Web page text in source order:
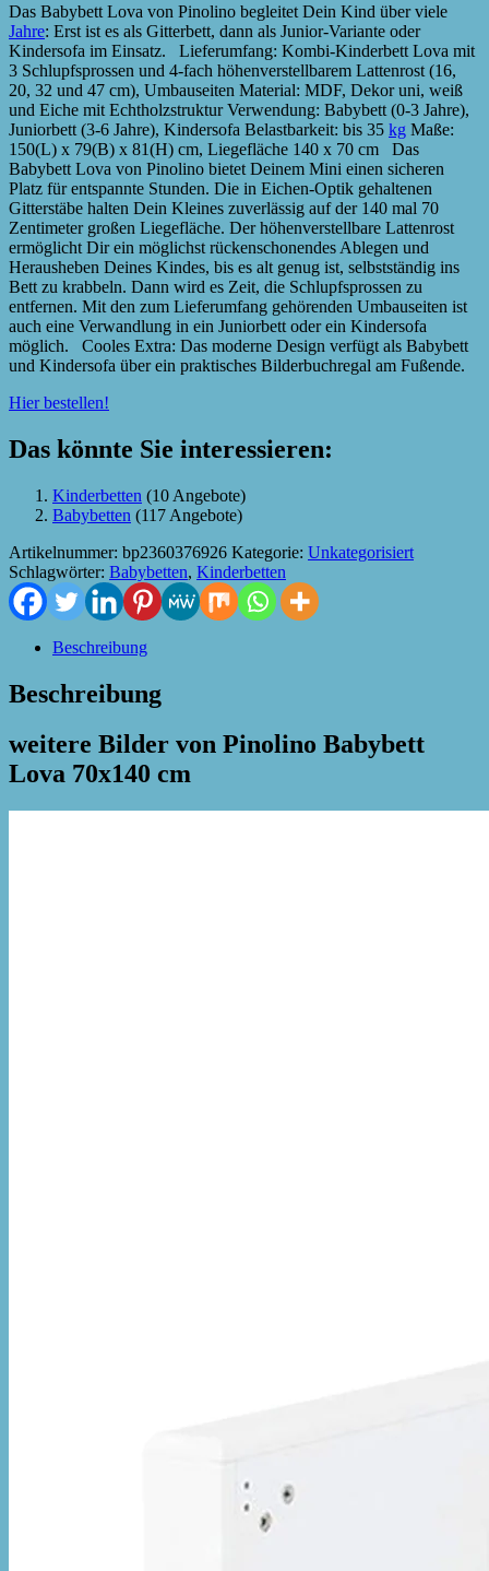
Das Babybett Lova von Pinolino begleitet Dein Kind über viele
Jahre: Erst ist es als Gitterbett, dann als Junior-Variante oder
Kindersofa im Einsatz. Lieferumfang: Kombi-Kinderbett Lova mit
3 Schlupfsprossen und 4-fach höhenverstellbarem Lattenrost (16,
20, 32 und 47 cm), Umbauseiten Material: MDF, Dekor uni, weiß
und Eiche mit Echtholzstruktur Verwendung: Babybett (0-3 Jahre),
Juniorbett (3-6 Jahre), Kindersofa Belastbarkeit: bis 35 kg Maße:
150(L) x 79(B) x 81(H) cm, Liegefläche 140 x 70 cm Das
Babybett Lova von Pinolino bietet Deinem Mini einen sicheren
Platz für entspannte Stunden. Die in Eichen-Optik gehaltenen
Gitterstäbe halten Dein Kleines zuverlässig auf der 140 mal 70
Zentimeter großen Liegefläche. Der höhenverstellbare Lattenrost
ermöglicht Dir ein möglichst rückenschonendes Ablegen und
Herausheben Deines Kindes, bis es alt genug ist, selbstständig ins
Bett zu krabbeln. Dann wird es Zeit, die Schlupfsprossen zu
entfernen. Mit den zum Lieferumfang gehörenden Umbauseiten ist
auch eine Verwandlung in ein Juniorbett oder ein Kindersofa
möglich. Cooles Extra: Das moderne Design verfügt als Babybett
und Kindersofa über ein praktisches Bilderbuchregal am Fußende.
Hier bestellen!
Das könnte Sie interessieren:
Kinderbetten (10 Angebote)
Babybetten (117 Angebote)
Artikelnummer: bp2360376926 Kategorie: Unkategorisiert
Schlagwörter: Babybetten, Kinderbetten
Beschreibung
Beschreibung
weitere Bilder von Pinolino Babybett
Lova 70x140 cm